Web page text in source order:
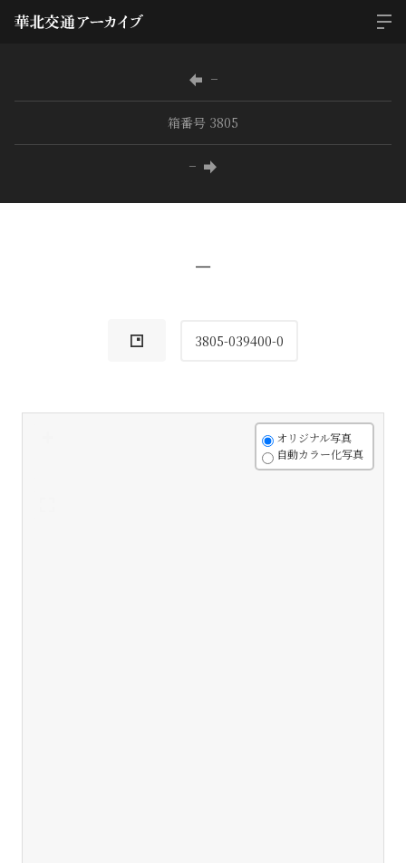
−
箱番号 3805
−
−
3805-039400-0
オリジナル写真
自動カラー化写真